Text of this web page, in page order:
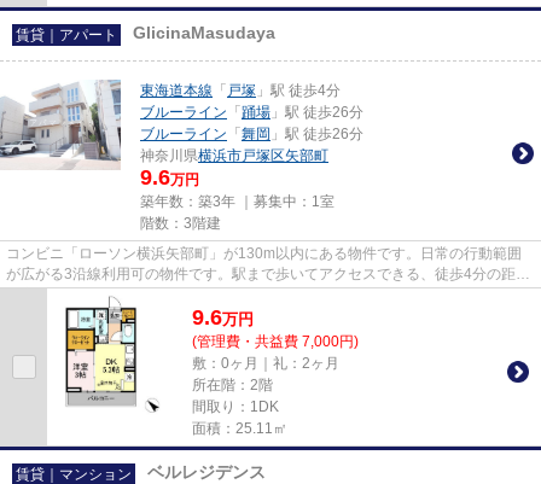
賃貸｜アパート GlicinaMasudaya
東海道本線 「 戸塚 」駅 徒歩4分
ブルーライン 「 踊場 」駅 徒歩26分
ブルーライン 「 舞岡 」駅 徒歩26分
神奈川県横浜市戸塚区矢部町
9.6万円
築年数：築3年 ｜募集中： 1室
階数：3階建
コンビニ「ローソン横浜矢部町」が130m以内にある物件です。日常の行動範囲
が広がる3沿線利用可の物件です。駅まで歩いてアクセスできる、徒歩4分の距離
に立地する物件です。使い勝手...
9.6万円
(管理費・共益費 7,000円)
敷：0ヶ月｜礼：2ヶ月
所在階：2階
間取り：1DK
面積：25.11㎡
賃貸｜マンション ベルレジデンス